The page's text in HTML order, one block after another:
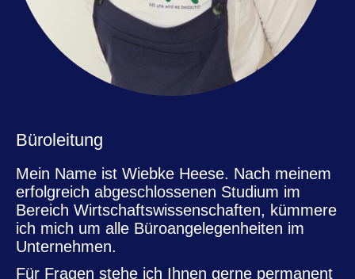
Büroleitung
Mein Name ist Wiebke Heese. Nach meinem
erfolgreich abgeschlossenen Studium im
Bereich Wirtschaftswissenschaften, kümmere
ich mich um alle Büroangelegenheiten im
Unternehmen.
Für Fragen stehe ich Ihnen gerne permanent